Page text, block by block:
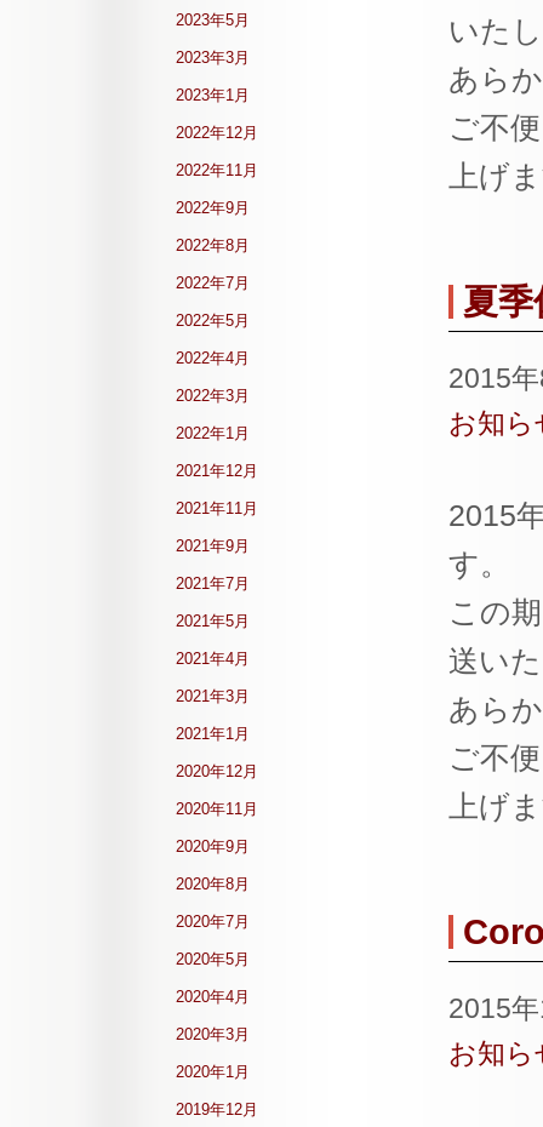
いた
あら
ご不
上げ
夏
2015
お知ら
2015
す。
この
送い
あら
ご不
上げ
2015
お知ら
2023年5月
2023年3月
2023年1月
2022年12月
2022年11月
2022年9月
2022年8月
2022年7月
2022年5月
2022年4月
2022年3月
2022年1月
2021年12月
2021年11月
2021年9月
2021年7月
2021年5月
2021年4月
2021年3月
2021年1月
2020年12月
2020年11月
2020年9月
2020年8月
2020年7月
2020年5月
2020年4月
2020年3月
2020年1月
2019年12月